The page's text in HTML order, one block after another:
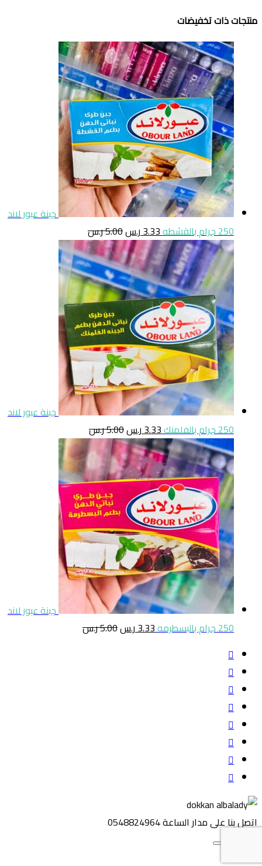
منتجات ذات تخفيضات
جبنة عبور لاند
250 جرام بالقشطه
3.33ر.س5.00ر.س
جبنة عبور لاند
250 جرام بالفلمنك
3.33ر.س5.00ر.س
جبنة عبور لاند
250 جرام بالبسطرمه
3.33ر.س5.00ر.س
اتصل بنا على مدار الساعة0548824964